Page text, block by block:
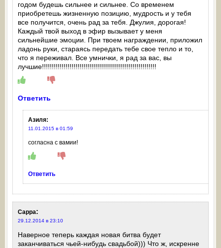
годом будешь сильнее и сильнее. Со временем
приобретешь жизненную позицию, мудрость и у тебя
все получится, очень рад за тебя. Джулия, дорогая!
Каждый твой выход в эфир вызывает у меня
сильнейшие эмоции. При твоем награждении, приложил
ладонь руки, стараясь передать тебе свое тепло и то,
что я переживал. Все умнички, я рад за вас, вы
лучшие!!!!!!!!!!!!!!!!!!!!!!!!!!!!!!!!!!!!!!!!!!!!!!!!!!!!!!!!!!
Ответить
Азиля:
11.01.2015 в 01:59
согласна с вамии!
Ответить
Сарра:
29.12.2014 в 23:10
Наверное теперь каждая новая битва будет
заканчиваться чьей-нибудь свадьбой))) Что ж, искренне